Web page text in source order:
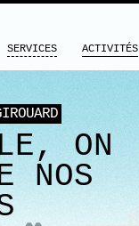
ON
NOS
SERVICES ACTIVITÉS